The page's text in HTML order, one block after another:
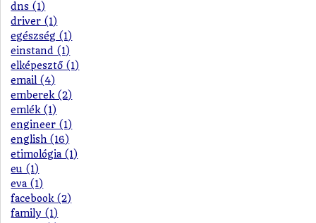
dns (1)
driver (1)
egészség (1)
einstand (1)
elképesztő (1)
email (4)
emberek (2)
emlék (1)
engineer (1)
english (16)
etimológia (1)
eu (1)
eva (1)
facebook (2)
family (1)